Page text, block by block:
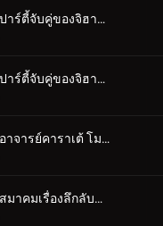
ตอนที่ 1173 ปาร์ตี้จับคู่ของจิฮายะและจูโกะ (ตอนแรก)
ตอนที่ 1174 ปาร์ตี้จับคู่ของจิฮายะและจูโกะ (ตอนจบ)
ตอนที่ 1175 อาจารย์คาราเต้ โมริ รัน
ตอนที่ 1176 สมาคมเรื่องลึกลับของเหล่าหญิงสาว 2